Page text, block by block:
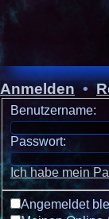
Anmelden•
Benutzername:
Passwort:
Ich habe mein
Angemeldet